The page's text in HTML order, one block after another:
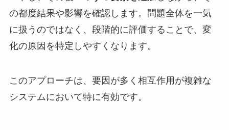
の都度結果や影響を確認します。問題全体を一気
に扱うのではなく、段階的に評価することで、変
化の原因を特定しやすくなります。
このアプローチは、要因が多く相互作用が複雑な
システムにおいて特に有効です。